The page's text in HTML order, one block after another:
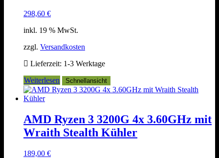
298,60 €
inkl. 19 % MwSt.
zzgl. Versandkosten
Lieferzeit: 1-3 Werktage
Weiterlesen
Schnellansicht
AMD Ryzen 3 3200G 4x 3.60GHz mit
Wraith Stealth Kühler
189,00 €